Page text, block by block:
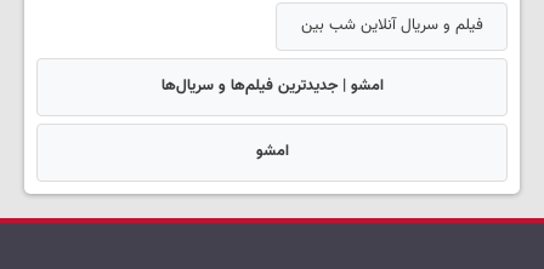
فیلم و سریال آنلاین شب بین
امشو | جدیدترین فیلم‌ها و سریال‌ها
امشو